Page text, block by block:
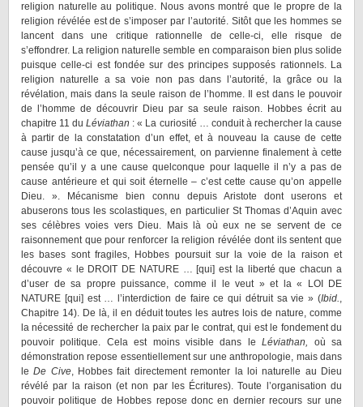
religion naturelle au politique. Nous avons montré que le propre de la
religion révélée est de s’imposer par l’autorité. Sitôt que les hommes se
lancent dans une critique rationnelle de celle-ci, elle risque de
s’effondrer. La religion naturelle semble en comparaison bien plus solide
puisque celle-ci est fondée sur des principes supposés rationnels. La
religion naturelle a sa voie non pas dans l’autorité, la grâce ou la
révélation, mais dans la seule raison de l’homme. Il est dans le pouvoir
de l’homme de découvrir Dieu par sa seule raison. Hobbes écrit au
chapitre 11 duLéviathan : « La curiosité … conduit à rechercher la cause
à partir de la constatation d’un effet, et à nouveau la cause de cette
cause jusqu’à ce que, nécessairement, on parvienne finalement à cette
pensée qu’il y a une cause quelconque pour laquelle il n’y a pas de
cause antérieure et qui soit éternelle – c’est cette cause qu’on appelle
Dieu. ». Mécanisme bien connu depuis Aristote dont userons et
abuserons tous les scolastiques, en particulier St Thomas d’Aquin avec
ses célèbres voies vers Dieu. Mais là où eux ne se servent de ce
raisonnement que pour renforcer la religion révélée dont ils sentent que
les bases sont fragiles, Hobbes poursuit sur la voie de la raison et
découvre « le DROIT DE NATURE … [qui] est la liberté que chacun a
d’user de sa propre puissance, comme il le veut » et la « LOI DE
NATURE [qui] est … l’interdiction de faire ce qui détruit sa vie » (Ibid.,
Chapitre 14). De là, il en déduit toutes les autres lois de nature, comme
la nécessité de rechercher la paix par le contrat, qui est le fondement du
pouvoir politique. Cela est moins visible dans leLéviathan, où sa
démonstration repose essentiellement sur une anthropologie, mais dans
leDe Cive, Hobbes fait directement remonter la loi naturelle au Dieu
révélé par la raison (et non par les Écritures). Toute l’organisation du
pouvoir politique de Hobbes repose donc en dernier recours sur une